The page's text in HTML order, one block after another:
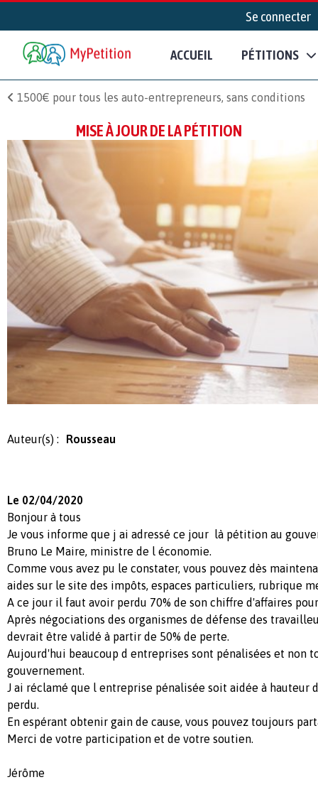
Se connecter
ACCUEIL PÉTITIONS
1500€ pour tous les auto-entrepreneurs, sans conditions
MISE À JOUR DE LA PÉTITION
Auteur(s) : Rousseau
Le 02/04/2020
Bonjour à tous
Je vous informe que j ai adressé ce jour là pétition au
Bruno Le Maire, ministre de l économie.
Comme vous avez pu le constater, vous pouvez dès
aides sur le site des impôts, espaces particuliers, rubrique
A ce jour il faut avoir perdu 70% de son chiffre d'affaires
Après négociations des organismes de défense des
devrait être validé à partir de 50% de perte.
Aujourd'hui beaucoup d entreprises sont pénalisées et non
gouvernement.
J ai réclamé que l entreprise pénalisée soit aidée à hauteur
perdu.
En espérant obtenir gain de cause, vous pouvez toujours
Merci de votre participation et de votre soutien.
Jérôme